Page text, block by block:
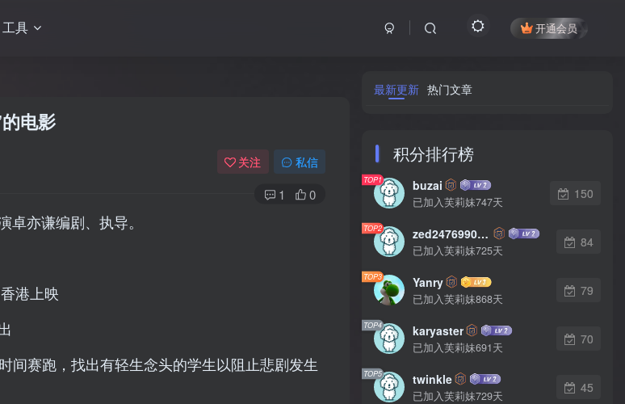
工具 开通会员
电影
关注 私信
1 0
亦谦编剧、执导。
港上映
间赛跑，找出有轻生念头的学生以阻止悲剧发生
最新更新 热门文章
积分排行榜
TOP1 buzai
已加入芙莉妹747天
150
TOP2 zed2476990542
已加入芙莉妹725天
84
TOP3 Yanry
已加入芙莉妹868天
79
TOP4 karyaster
已加入芙莉妹691天
70
TOP5 twinkle
已加入芙莉妹729天
45